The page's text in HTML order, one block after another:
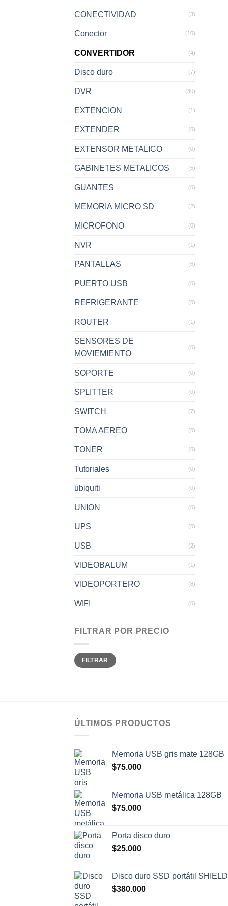
CONECTIVIDAD (3)
Conector (10)
CONVERTIDOR (4)
Disco duro (7)
DVR (30)
EXTENCION (1)
EXTENDER (0)
EXTENSOR METALICO (0)
GABINETES METALICOS (5)
GUANTES (0)
MEMORIA MICRO SD (2)
MICROFONO (0)
NVR (1)
PANTALLAS (6)
PUERTO USB (0)
REFRIGERANTE (0)
ROUTER (1)
SENSORES DE
MOVIEMIENTO
(0)
SOPORTE (0)
SPLITTER (0)
SWITCH (7)
TOMA AEREO (0)
TONER (0)
Tutoriales (0)
ubiquiti (0)
UNION (0)
UPS (0)
USB (2)
VIDEOBALUM (1)
VIDEOPORTERO (8)
WIFI (0)
FILTRAR POR PRECIO
Precio
mínimo
Precio
máximo
FILTRAR
ÚLTIMOS PRODUCTOS
Memoria USB gris mate 128GB
$75.000
Memoria USB metálica 128GB
$75.000
Porta disco duro
$25.000
Disco duro SSD portátil SHIELD
$380.000